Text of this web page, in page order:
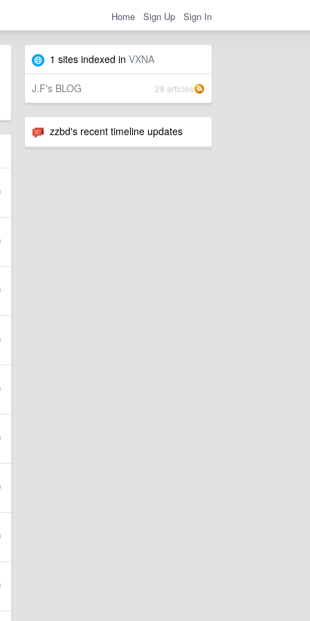
Home Sign Up Sign In
1 sites indexed in VXNA
J.F's BLOG 28 articles
zzbd's recent timeline updates